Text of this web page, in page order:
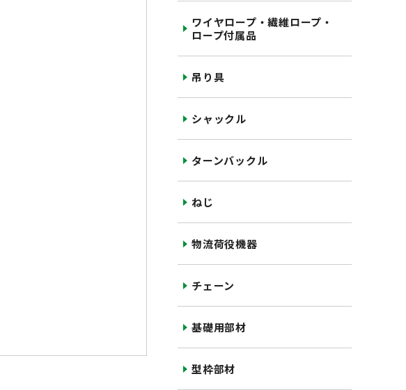
ワイヤロープ・繊維ロープ・
ロープ付属品
吊り具
シャックル
ターンバックル
ねじ
物流荷役機器
チェーン
基礎用部材
型枠部材